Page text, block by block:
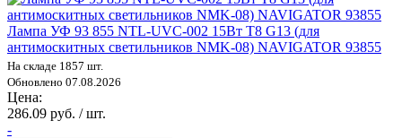
Лампа УФ 93 855 NTL-UVC-002 15Вт T8 G13 (для
антимоскитных светильников NMK-08) NAVIGATOR 93855
На складе 1857 шт.
Обновлено 07.08.2026
Цена:
286.09 руб. / шт.
-